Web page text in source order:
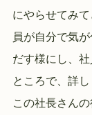
にやらせてみ
員が自分で気
だす様にし、
ところで、詳し
この社長さん